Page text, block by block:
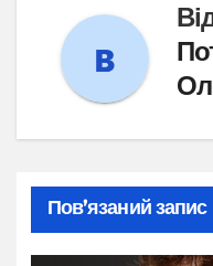
Пов’язаний запис